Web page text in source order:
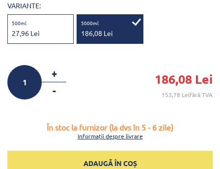
VARIANTE:
500ml
27,96 Lei
5000ml
186,08 Lei
+
-
186,08 Lei
153,78 Leifără TVA
În stoc la furnizor (la dvs în 5 - 6 zile)
Informații despre livrare
ADAUGĂ ÎN COȘ